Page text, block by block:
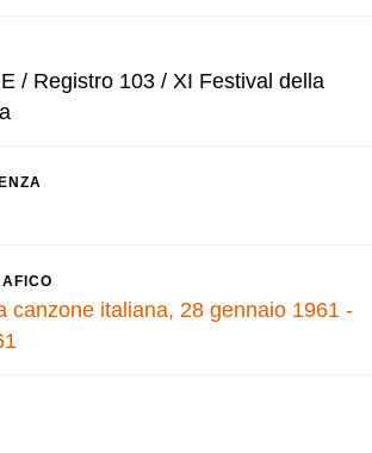
/ Registro 103 / XI Festival della
canzone italiana, 28 gennaio 1961 -